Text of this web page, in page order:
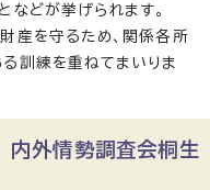
などが挙げられます。
産を守るため、関係各所
訓練を重ねてまいりま
外情勢調査会桐生